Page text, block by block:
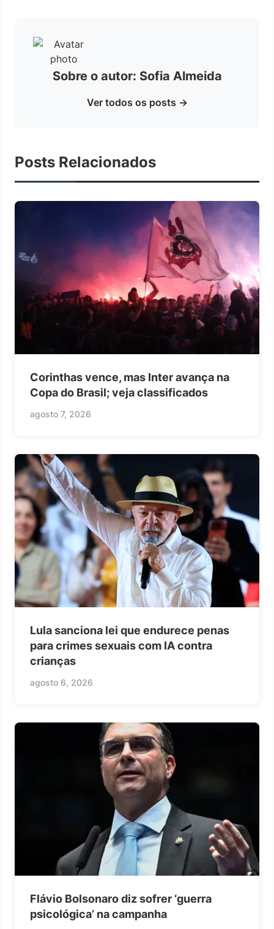
Sobre o autor: Sofia Almeida
Ver todos os posts →
Posts Relacionados
Corinthas vence, mas Inter avança na
Copa do Brasil; veja classificados
agosto 7, 2026
Lula sanciona lei que endurece penas
para crimes sexuais com IA contra
crianças
agosto 6, 2026
Flávio Bolsonaro diz sofrer ‘guerra
psicológica’ na campanha